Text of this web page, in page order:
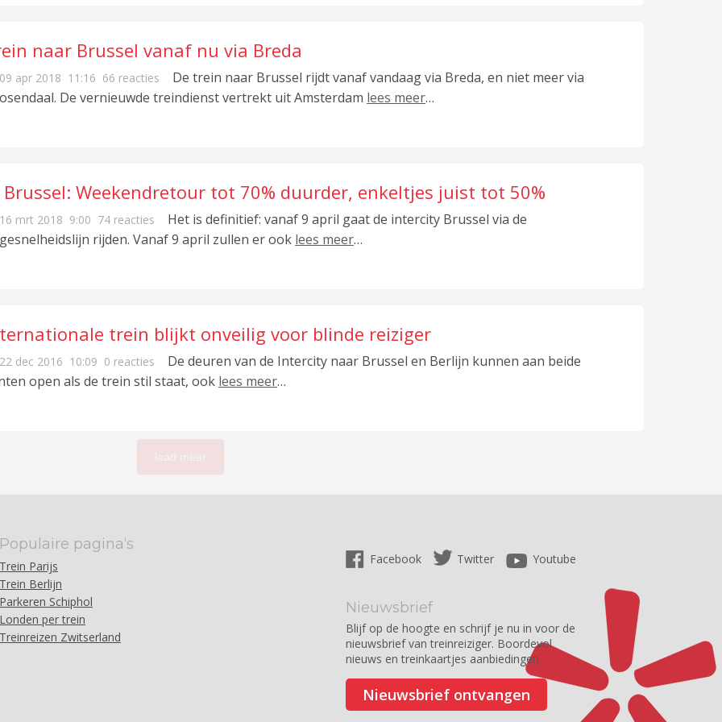
naar Brussel vanaf nu via Breda
09 apr 2018 11:16 66 reacties
De trein naar Brussel rijdt vanaf vandaag via Breda, en niet meer via
De vernieuwde treindienst vertrekt uit Amsterdam lees meer…
Brussel: Weekendretour tot 70% duurder, enkeltjes juist tot 50%
16 mrt 2018 9:00 74 reacties
Het is definitief: vanaf 9 april gaat de intercity Brussel via de
rijden. Vanaf 9 april zullen er ook lees meer…
trein blijkt onveilig voor blinde reiziger
22 dec 2016 10:09 0 reacties
De deuren van de Intercity naar Brussel en Berlijn kunnen aan beide
open als de trein stil staat, ook lees meer…
Populaire pagina‘s
Trein Parijs
Trein Berlijn
Parkeren Schiphol
Londen per trein
Treinreizen Zwitserland
Facebook Twitter Youtube
Nieuwsbrief
Blijf op de hoogte en schrijf je nu in voor de
nieuwsbrief van treinreiziger. Boordevol
nieuws en treinkaartjes aanbiedingen.
Nieuwsbrief ontvangen